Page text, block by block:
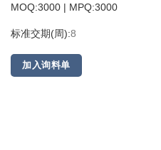
MOQ:3000 | MPQ:3000
标准交期(周):8
加入询料单